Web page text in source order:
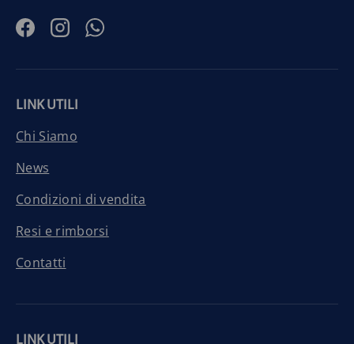
FacebookInstagramWhatsApp
LINK UTILI
Chi Siamo
News
Condizioni di vendita
Resi e rimborsi
Contatti
LINK UTILI